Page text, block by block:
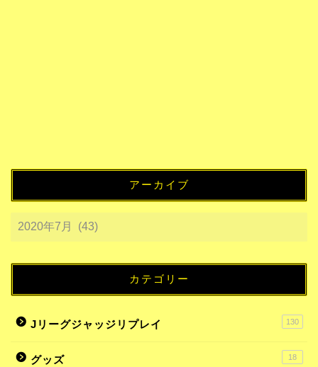
アーカイブ
カテゴリー
Jリーグジャッジリプレイ 130
グッズ 18